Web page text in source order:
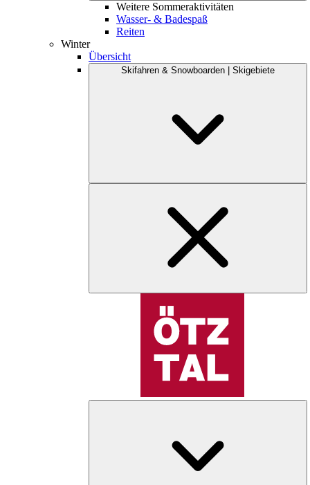
Weitere Sommeraktivitäten
Wasser- & Badespaß
Reiten
Winter
Übersicht
Skifahren & Snowboarden | Skigebiete